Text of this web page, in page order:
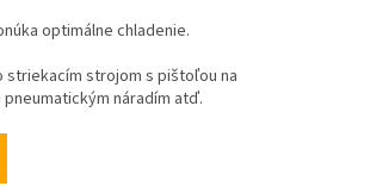
optimálne chladenie.
strojom s pištoľou na
náradím atď.